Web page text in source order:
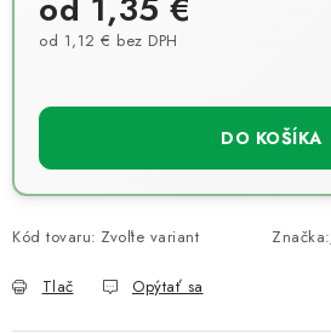
od 1,12 € bez DPH
DO KOŠÍKA
Kód tovaru: Zvoľte variant Značka:
Tlač Opýtať sa